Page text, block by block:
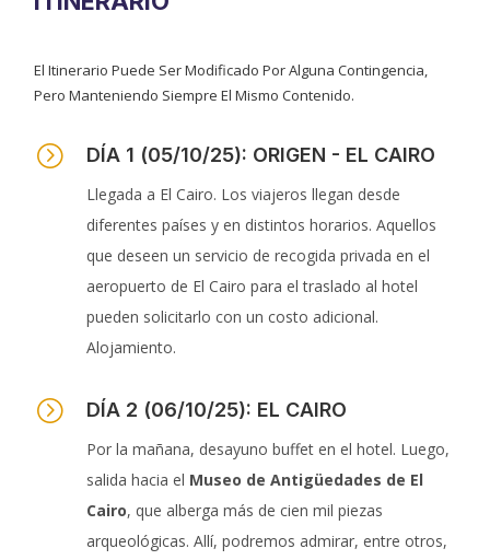
El Itinerario Puede Ser Modificado Por Alguna Contingencia,
Pero Manteniendo Siempre El Mismo Contenido.
= DÍA 1 (05/10/25): ORIGEN - EL CAIRO
Llegada a El Cairo. Los viajeros llegan desde
diferentes países y en distintos horarios. Aquellos
que deseen un servicio de recogida privada en el
aeropuerto de El Cairo para el traslado al hotel
pueden solicitarlo con un costo adicional.
Alojamiento.
= DÍA 2 (06/10/25): EL CAIRO
Por la mañana, desayuno buffet en el hotel. Luego,
salida hacia el Museo de Antigüedades de El
Cairo, que alberga más de cien mil piezas
arqueológicas. Allí, podremos admirar, entre otros,